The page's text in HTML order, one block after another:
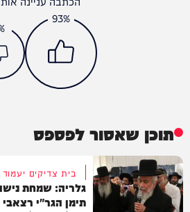
93%
תוכן שאסור לפספס
בית צדיקים יעמוד
גלריה: שמחת
תימן הגר"י רצאבי